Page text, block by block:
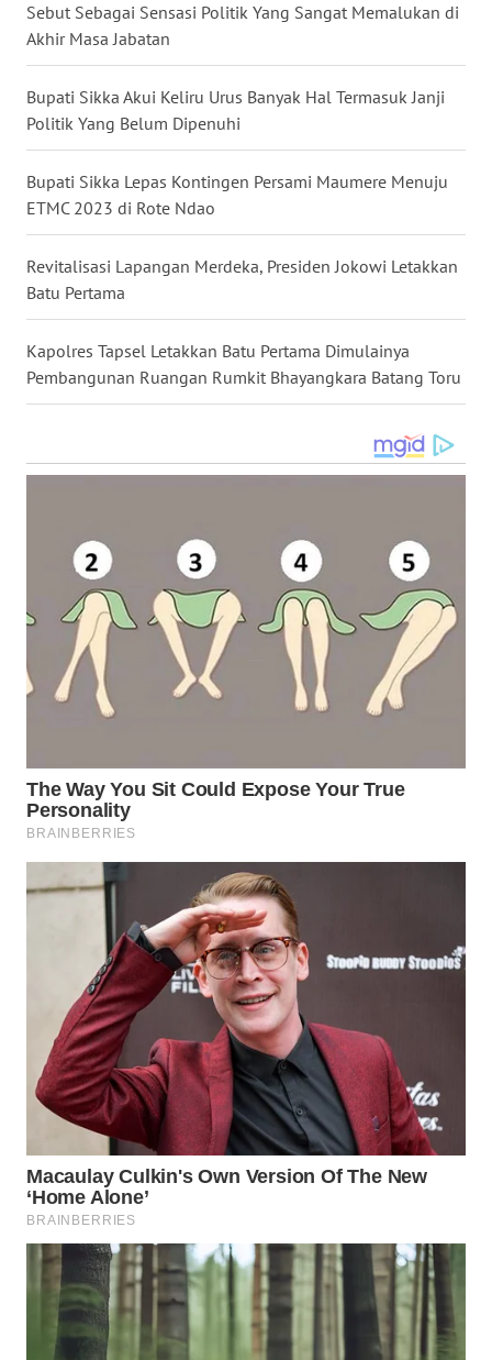
Sebut Sebagai Sensasi Politik Yang Sangat Memalukan di
Akhir Masa Jabatan
Bupati Sikka Akui Keliru Urus Banyak Hal Termasuk Janji
Politik Yang Belum Dipenuhi
Bupati Sikka Lepas Kontingen Persami Maumere Menuju
ETMC 2023 di Rote Ndao
Revitalisasi Lapangan Merdeka, Presiden Jokowi Letakkan
Batu Pertama
Kapolres Tapsel Letakkan Batu Pertama Dimulainya
Pembangunan Ruangan Rumkit Bhayangkara Batang Toru
WN
MALUT
WN
DAIRI
WN
DANAU
TOBA
WN
NIAS
WN
LANGKAT
TAPANULI
WN
TANJUNG
LESUNG
WN
KARO
WN
LABUHANBATU
WN
TAPANULI
WN DELI
SERDANG
WN
TEBING
TINGGI
WN
PAKPAK
WN
KARAWANG